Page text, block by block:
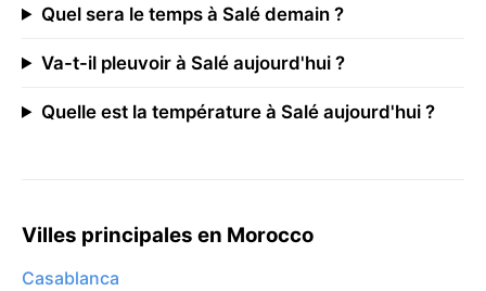
Quel sera le temps à Salé demain ?
Va-t-il pleuvoir à Salé aujourd'hui ?
Quelle est la température à Salé aujourd'hui ?
Villes principales en Morocco
Casablanca